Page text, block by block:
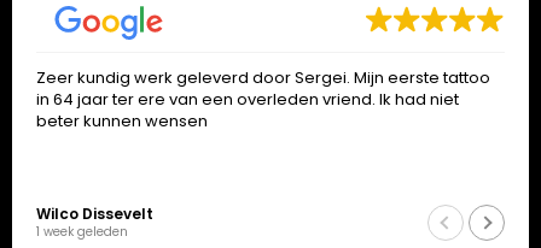
Vrijdag
Zaterdag 10:00 – 17:00
Zeer kundig werk geleverd door Sergei. Mijn eerste tattoo
in 64 jaar ter ere van een overleden vriend. Ik had niet
beter kunnen wensen
Wilco Dissevelt
1 week geleden